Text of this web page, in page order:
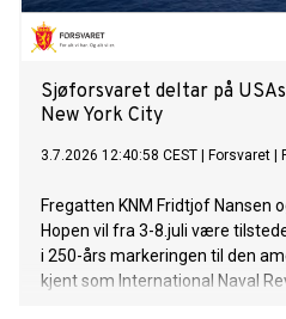
Sjøforsvaret deltar på
New York City
3.7.2026 12:40:58 CEST Forsvaret
Fregatten KNM Fridtjof Nansen
Hopen vil fra 3-8.juli være
i 250-års markeringen til den
kjent som International Naval